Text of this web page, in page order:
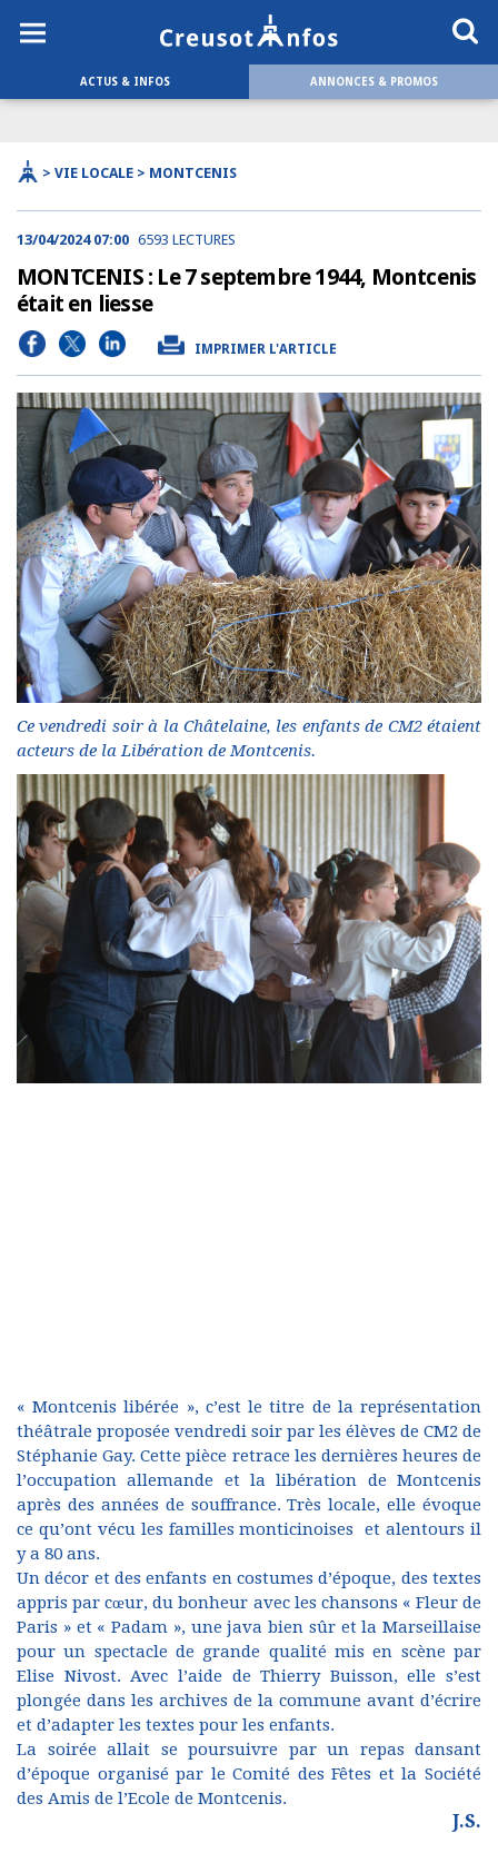
ACTUS & INFOS ANNONCES & PROMOS
> VIE LOCALE > MONTCENIS
13/04/2024 07:00 6593 LECTURES
MONTCENIS : Le 7 septembre 1944, Montcenis
était en liesse
IMPRIMER L'ARTICLE
Ce vendredi soir à la Châtelaine, les enfants de CM2 étaient
acteurs de la Libération de Montcenis.
« Montcenis libérée », c’est le titre de la représentation
théâtrale proposée vendredi soir par les élèves de CM2 de
Stéphanie Gay. Cette pièce retrace les dernières heures de
l’occupation allemande et la libération de Montcenis
après des années de souffrance. Très locale, elle évoque
ce qu’ont vécu les familles monticinoises et alentours il
y a 80 ans.
Un décor et des enfants en costumes d’époque, des textes
appris par cœur, du bonheur avec les chansons « Fleur de
Paris » et « Padam », une java bien sûr et la Marseillaise
pour un spectacle de grande qualité mis en scène par
Elise Nivost. Avec l’aide de Thierry Buisson, elle s’est
plongée dans les archives de la commune avant d’écrire
et d’adapter les textes pour les enfants.
La soirée allait se poursuivre par un repas dansant
d’époque organisé par le Comité des Fêtes et la Société
des Amis de l’Ecole de Montcenis.
J.S.